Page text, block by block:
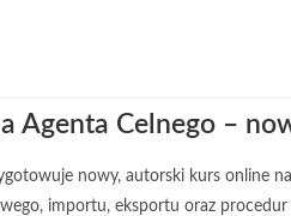
Agenta Celnego –
nowy, autorski kurs online
importu, eksportu oraz